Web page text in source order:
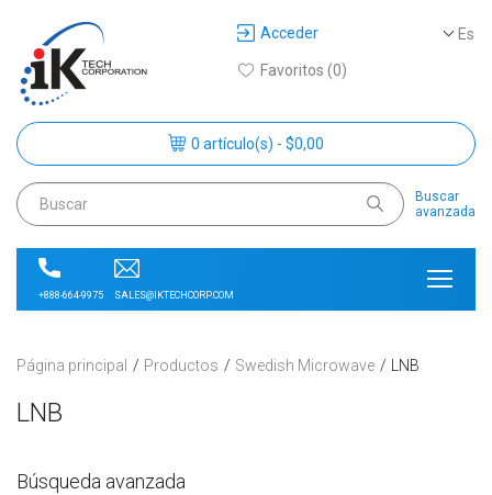
Es
Acceder
Favoritos (0)
0 artículo(s) - $0,00
Buscar
avanzada
+888-664-9975 SALES@IKTECHCORP.COM
Página principal Productos Swedish Microwave LNB
LNB
Búsqueda avanzada